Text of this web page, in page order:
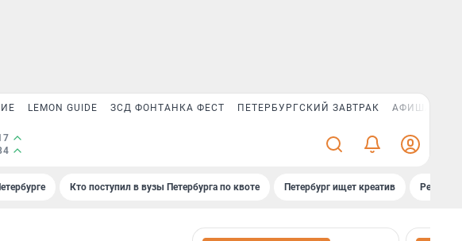
LEMON GUIDE ЗСД ФОНТАНКА ФЕСТ ПЕТЕРБУРГСКИЙ ЗАВТРАК АФИША PLUS
Кто поступил в вузы Петербурга по квоте Петербург ищет креатив